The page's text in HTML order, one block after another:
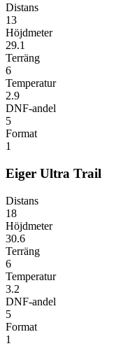
Distans
13
Höjdmeter
29.1
Terräng
6
Temperatur
2.9
DNF-andel
5
Format
1
Eiger Ultra Trail
Distans
18
Höjdmeter
30.6
Terräng
6
Temperatur
3.2
DNF-andel
5
Format
1